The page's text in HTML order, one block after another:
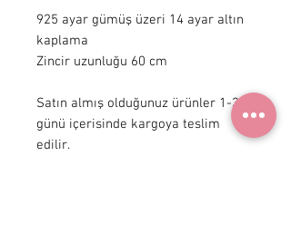
925 ayar gümüş üzeri 14 ayar altın
kaplama
Zincir uzunluğu 60 cm
Satın almış olduğunuz ürünler 1-3 iş
günü içerisinde kargoya teslim
edilir.